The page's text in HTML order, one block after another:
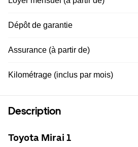
Dépôt de garantie
Assurance (à partir de)
Kilométrage (inclus par mois)
Description
Toyota Mirai 1